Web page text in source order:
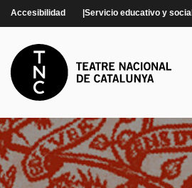
Accesibilidad Servicio educativo y social